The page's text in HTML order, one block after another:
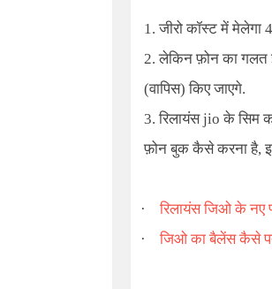
1. जीरो कॉस्ट में मेलेगा
2. लेकिन फ़ोन का गलत
(वापिस) किए जाएगे.
3. रिलायंस jio के सिम
फ़ोन बुक कैसे करना है,
·
रिलायंस जिओ के नए
·
जिओ का बैलेंस कैसे